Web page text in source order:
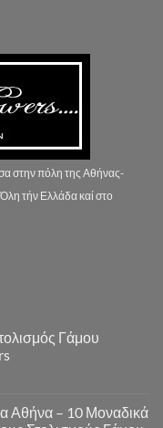
στην πόλη της Αθήνας-
τήν Ελλάδα καί στο
Γάμου
Αθήνα – 10 Μοναδικά